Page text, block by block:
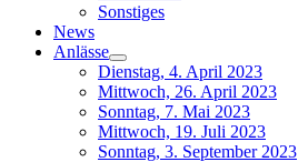
Sonstiges
News
Anlässe
Dienstag, 4. April 2023
Mittwoch, 26. April 2023
Sonntag, 7. Mai 2023
Mittwoch, 19. Juli 2023
Sonntag, 3. September 2023